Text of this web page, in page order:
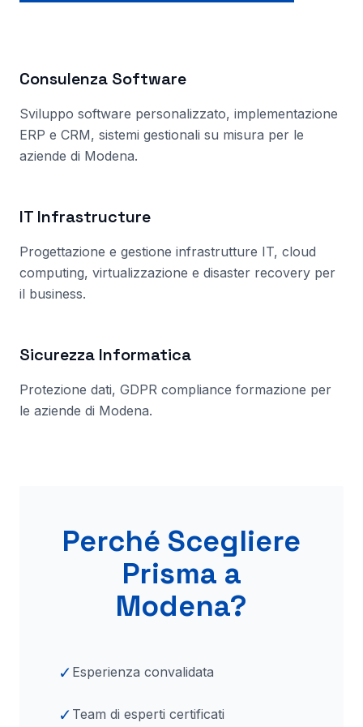
Consulenza Software
Sviluppo software personalizzato, implementazione
ERP e CRM, sistemi gestionali su misura per le
aziende di Modena.
IT Infrastructure
Progettazione e gestione infrastrutture IT, cloud
computing, virtualizzazione e disaster recovery per
il business.
Sicurezza Informatica
Protezione dati, GDPR compliance formazione per
le aziende di Modena.
Perché Scegliere
Prisma a
Modena?
✓ Esperienza convalidata
✓ Team di esperti certificati